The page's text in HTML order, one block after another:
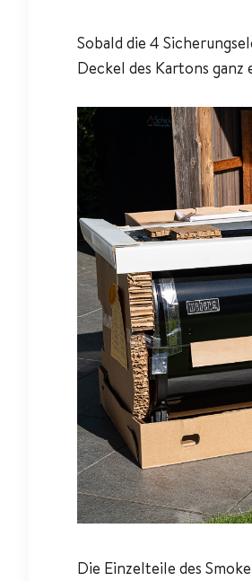
Sobald die 4
Deckel des Kartons
Die Einzelteile des